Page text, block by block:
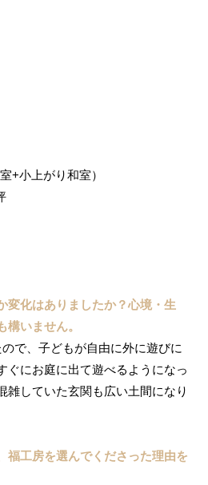
+小上がり和室）
変化はありましたか？心境・生
いません。
で、子どもが自由に外に遊びに
ぐにお庭に出て遊べるようになっ
雑していた玄関も広い土間になり
福工房を選んでくださった理由を